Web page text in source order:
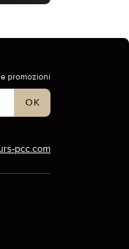
promozioni
OK
pcc.com